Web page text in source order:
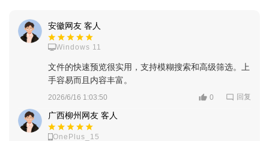
安徽网友 客人
Windows 11
文件的快速预览很实用，支持模糊搜索和高级筛选。上
手容易而且内容丰富。
2026/6/16 1:03:50 0 回复
广西柳州网友 客人
OnePlus_15